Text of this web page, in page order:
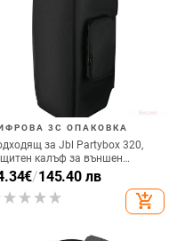
3C ОПАКОВКА
за Jbl Partybox 320,
калъф за външен
калъф за
Stage 320 Audio,
покритие.
€/145.40 лв
add_shopping_cart